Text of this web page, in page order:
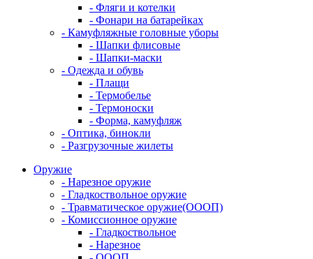
- Фляги и котелки
- Фонари на батарейках
- Камуфляжные головные уборы
- Шапки флисовые
- Шапки-маски
- Одежда и обувь
- Плащи
- Термобелье
- Термоноски
- Форма, камуфляж
- Оптика, бинокли
- Разгрузочные жилеты
Оружие
- Нарезное оружие
- Гладкоствольное оружие
- Травматическое оружие(ОООП)
- Комиссионное оружие
- Гладкоствольное
- Нарезное